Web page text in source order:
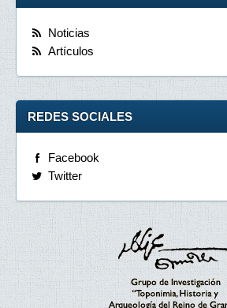
Noticias
Artículos
REDES SOCIALES
Facebook
Twitter